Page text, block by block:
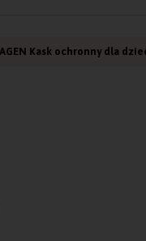
Kask ochronny dla